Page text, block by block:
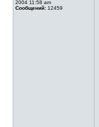
2004 11:58 am
Сообщений: 12459